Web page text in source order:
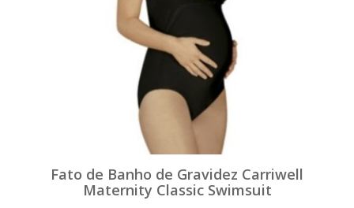
Fato de Banho de Gravidez Carriwell
Maternity Classic Swimsuit